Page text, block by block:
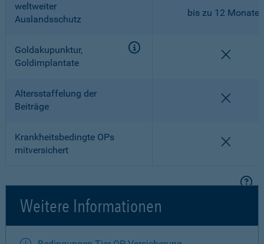
weltweiter
Auslandsschutz
bis zu 12 Monaten
Goldakupunktur,
Goldimplantate
Altersstaffelung der
Beiträge
Krankheitsbedingte OPs
mitversichert
Weitere Informationen